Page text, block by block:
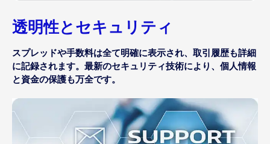
透明性とセキュリティ
スプレッドや手数料は全て明確に表示され、取引履歴も詳細
に記録されます。最新のセキュリティ技術により、個人情報
と資金の保護も万全です。